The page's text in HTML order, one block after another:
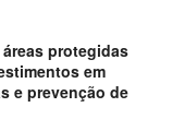
protegidas
em
e prevenção de